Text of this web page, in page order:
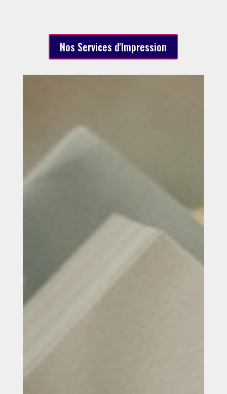
Nos Services d'Impression